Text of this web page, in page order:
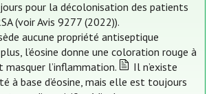
pour la décolonisation des patients
(voir Avis 9277 (2022)).
aucune propriété antiseptique
l’éosine donne une coloration rouge à
masquer l’inflammation.
Il n’existe
à base d’éosine, mais elle est toujours